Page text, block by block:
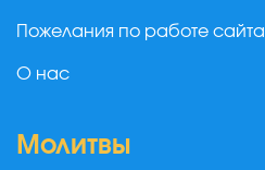
Пожелания по работе сайта
О нас
Молитвы